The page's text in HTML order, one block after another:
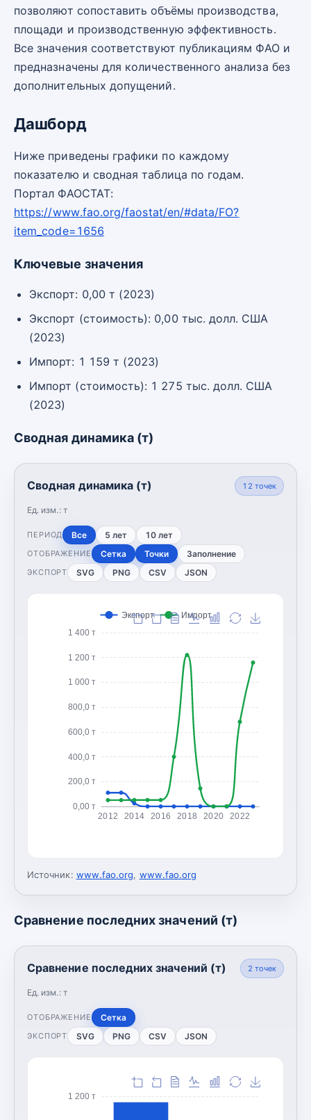
позволяют сопоставить объёмы производства,
площади и производственную эффективность.
Все значения соответствуют публикациям ФАО и
предназначены для количественного анализа без
дополнительных допущений.
Дашборд
Ниже приведены графики по каждому
показателю и сводная таблица по годам.
Портал ФАОСТАТ:
https://www.fao.org/faostat/en/#data/FO?
item_code=1656
Ключевые значения
Экспорт: 0,00 т (2023)
Экспорт (стоимость): 0,00 тыс. долл. США
(2023)
Импорт: 1 159 т (2023)
Импорт (стоимость): 1 275 тыс. долл. США
(2023)
Сводная динамика (т)
Сводная динамика (т)
Ед. изм.: т
12 точек
ПЕРИОД Все 5 лет 10 лет
ОТОБРАЖЕНИЕ Сетка Точки Заполнение
ЭКСПОРТ SVG PNG CSV JSON
0,00 т
200,0 т
400,0 т
600,0 т
800,0 т
1 000 т
1 200 т
1 400 т
2012 2014 2016 2018 2020 2022
Экспорт Импорт
Источник: www.fao.org, www.fao.org
Сравнение последних значений (т)
Сравнение последних значений (т)
Ед. изм.: т
2 точек
ОТОБРАЖЕНИЕ Сетка
ЭКСПОРТ SVG PNG CSV JSON
1 200 т